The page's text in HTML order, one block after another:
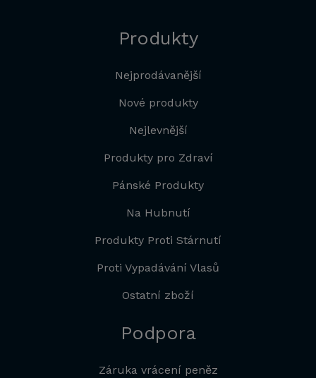
Produkty
Nejprodávanější
Nové produkty
Nejlevnější
Produkty pro Zdraví
Pánské Produkty
Na Hubnutí
Produkty Proti Stárnutí
Proti Vypadávání Vlasů
Ostatní zboží
Podpora
Záruka vrácení peněz